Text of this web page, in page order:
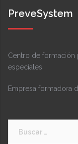
PreveSystem
Centro de formación
especiales.
Empresa formadora